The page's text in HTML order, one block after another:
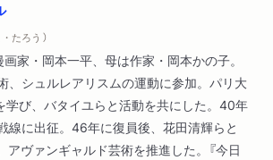
たろう ）
家・岡本一平、母は作家・岡本かの子。
、シュルレアリスムの運動に参加。パリ大
学び、バタイユらと活動を共にした。40年
線に出征。46年に復員後、花田清輝らと
アヴァンギャルド芸術を推進した。『今日